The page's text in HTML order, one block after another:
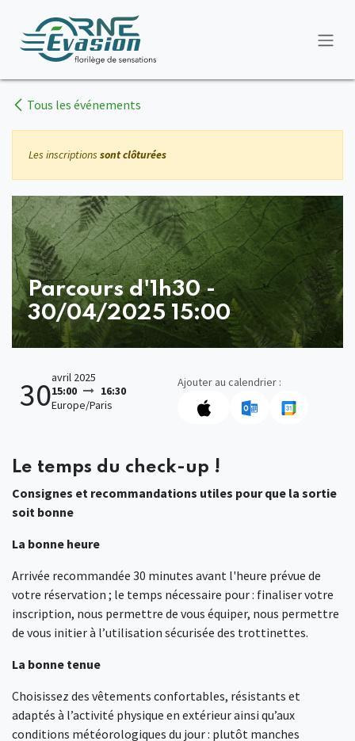
Tous les événements
Les inscriptions sont clôturées
Parcours d'1h30 -
30/04/2025 15:00
30avril 2025
15:00
16:30
Europe/Paris
Ajouter au calendrier :
Le temps du check-up !
Consignes et recommandations utiles pour que la sortie
soit bonne
La bonne heure
Arrivée recommandée 30 minutes avant l'heure prévue de
votre réservation ; le temps nécessaire pour : finaliser votre
inscription, nous permettre de vous équiper, nous permettre
de vous initier à l’utilisation sécurisée des trottinettes.
La bonne tenue
Choisissez des vêtements confortables, résistants et
adaptés à l’activité physique en extérieur ainsi qu’aux
conditions météorologiques du jour : plutôt manches